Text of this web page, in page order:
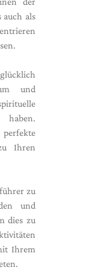
auch als
und
Ihren
zu
und
dies zu
Ihrem